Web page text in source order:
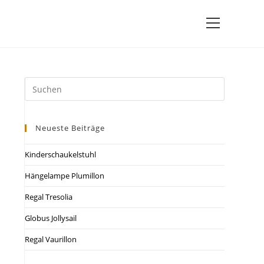
Neueste Beiträge
Kinderschaukelstuhl
Hängelampe Plumillon
Regal Tresolia
Globus Jollysail
Regal Vaurillon